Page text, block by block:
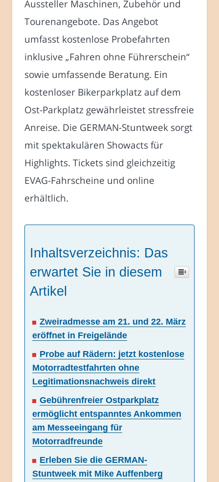
Aussteller Maschinen, Zubehör und
Tourenangebote. Das Angebot
umfasst kostenlose Probefahrten
inklusive „Fahren ohne Führerschein“
sowie umfassende Beratung. Ein
kostenloser Bikerparkplatz auf dem
Ost-Parkplatz gewährleistet stressfreie
Anreise. Die GERMAN-Stuntweek sorgt
mit spektakulären Showacts für
Highlights. Tickets sind gleichzeitig
EVAG-Fahrscheine und online
erhältlich.
Inhaltsverzeichnis: Das
erwartet Sie in diesem
Artikel
Zweiradmesse am 21. und 22. März
eröffnet in Freigelände
Probe auf Rädern: jetzt kostenlose
Motorradtestfahrten ohne
Legitimationsnachweis direkt
Gebührenfreier Ostparkplatz
ermöglicht entspanntes Ankommen
am Messeeingang für
Motorradfreunde
Erleben Sie die GERMAN-
Stuntweek mit Mike Auffenberg